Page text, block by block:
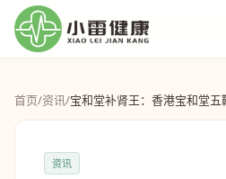
首页/资讯/宝和堂补肾王：香港宝和堂
资讯